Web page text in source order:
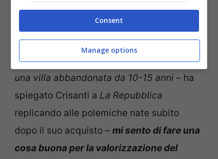
lavoro […]“.
Una villa che, come detto, in precedenza
avrà un utilizzo ben preciso. “Si tratta di
una villa abbandonata da 10-15 anni – ha
spiegato Crisanti a La Repubblica
replicando alle polemiche nate subito
dopo il suo acquisto – mi sento di fare una
cosa buona per la valorizzazione del
Consent
Manage options